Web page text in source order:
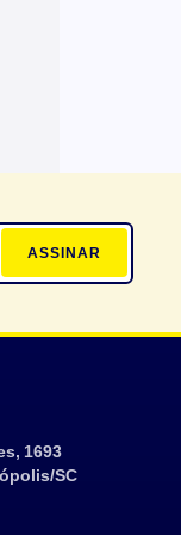
ASSINAR
1693
SC